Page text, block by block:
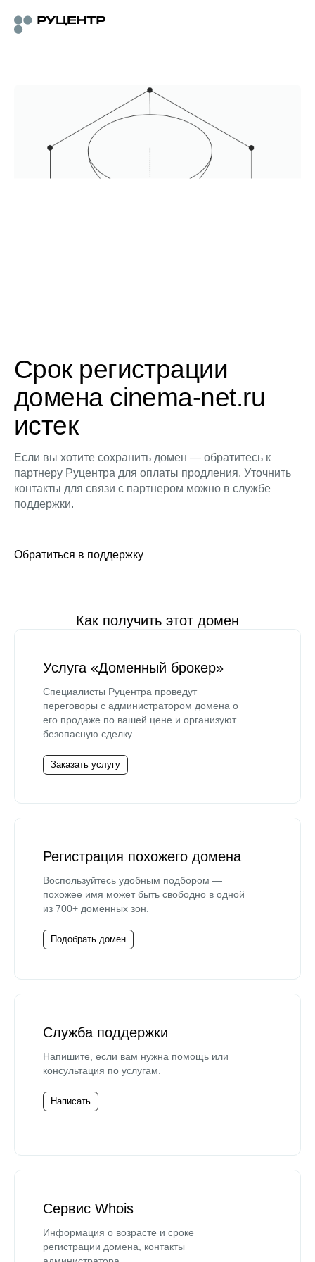
Срок регистрации
домена cinema-net.ru
истек
Если вы хотите сохранить домен — обратитесь к
партнеру Руцентра для оплаты продления. Уточнить
контакты для связи с партнером можно в службе
поддержки.
Обратиться в поддержку
Как получить этот домен
Услуга «Доменный брокер»
Специалисты Руцентра проведут
переговоры с администратором домена о
его продаже по вашей цене и организуют
безопасную сделку.
Заказать услугу
Регистрация похожего домена
Воспользуйтесь удобным подбором —
похожее имя может быть свободно в одной
из 700+ доменных зон.
Подобрать домен
Служба поддержки
Напишите, если вам нужна помощь или
консультация по услугам.
Написать
Сервис Whois
Информация о возрасте и сроке
регистрации домена, контакты